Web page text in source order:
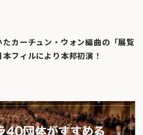
カーチュン・ウォン編曲の「展覧
フィルにより本邦初演！